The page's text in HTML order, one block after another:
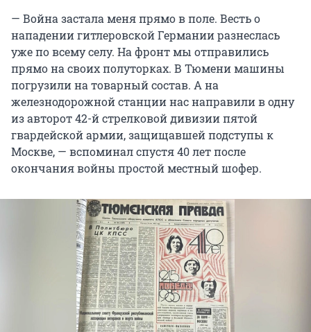
— Война застала меня прямо в поле. Весть о
нападении гитлеровской Германии разнеслась
уже по всему селу. На фронт мы отправились
прямо на своих полуторках. В Тюмени машины
погрузили на товарный состав. А на
железнодорожной станции нас направили в одну
из авторот 42-й стрелковой дивизии пятой
гвардейской армии, защищавшей подступы к
Москве, — вспоминал спустя 40 лет после
окончания войны простой местный шофер.